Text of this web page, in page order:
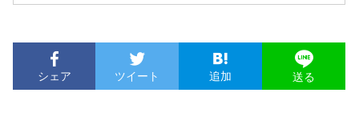
シェア ツイート 追加 送る